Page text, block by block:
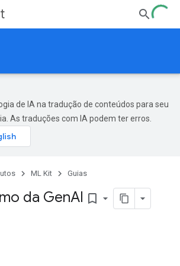
de IA na tradução de conteúdos para seu
As traduções com IA podem ter erros.
ML Kit Guias
da GenAI bookmark_border